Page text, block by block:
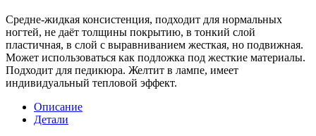
Средне-жидкая консистенция, подходит для нормальных
ногтей, не даёт толщины покрытию, в тонкий слой
пластичная, в слой с выравниванием жесткая, но подвижная.
Может использоваться как подложка под жесткие материалы.
Подходит для педикюра. Желтит в лампе, имеет
индивидуальный тепловой эффект.
Описание
Детали